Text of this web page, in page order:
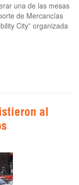
una de las mesas
de Mercancías
City” organizada
al